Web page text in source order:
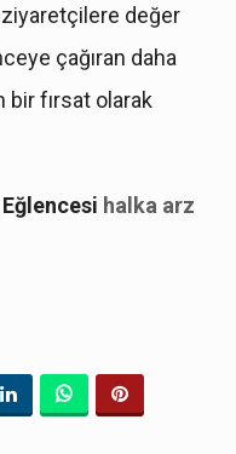
ziyaretçilere değer
çağıran daha
fırsat olarak
halka arz